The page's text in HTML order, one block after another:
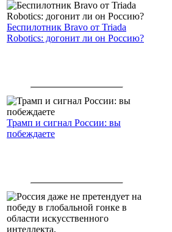
Беспилотник Bravo от Triada
Robotics: догонит ли он Россию?
Трамп и сигнал России: вы
побеждаете